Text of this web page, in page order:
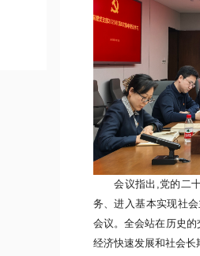
会议指出,党的二
务、进入基本实现社
会议。全会站在历史
经济快速发展和社会长